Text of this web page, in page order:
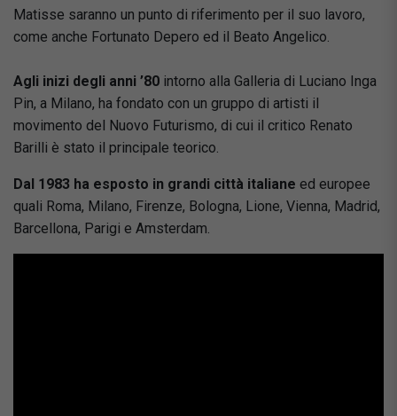
Matisse saranno un punto di riferimento per il suo lavoro,
come anche Fortunato Depero ed il Beato Angelico.
Agli inizi degli anni ’80 intorno alla Galleria di Luciano Inga
Pin, a Milano, ha fondato con un gruppo di artisti il
movimento del Nuovo Futurismo, di cui il critico Renato
Barilli è stato il principale teorico.
Dal 1983 ha esposto in grandi città italiane ed europee
quali Roma, Milano, Firenze, Bologna, Lione, Vienna, Madrid,
Barcellona, Parigi e Amsterdam.